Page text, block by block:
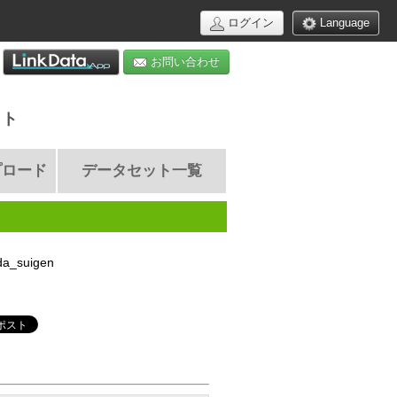
Language
ログイン
お問い合わせ
ード データセット一覧